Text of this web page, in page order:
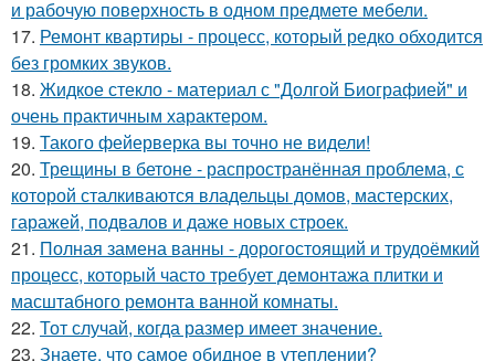
и рабочую поверхность в одном предмете мебели.
17. Ремонт квартиры - процесс, который редко обходится
без громких звуков.
18. Жидкое стекло - материал с "Долгой Биографией" и
очень практичным характером.
19. Такого фейерверка вы точно не видели!
20. Трещины в бетоне - распространённая проблема, с
которой сталкиваются владельцы домов, мастерских,
гаражей, подвалов и даже новых строек.
21. Полная замена ванны - дорогостоящий и трудоёмкий
процесс, который часто требует демонтажа плитки и
масштабного ремонта ванной комнаты.
22. Тот случай, когда размер имеет значение.
23. Знаете, что самое обидное в утеплении?